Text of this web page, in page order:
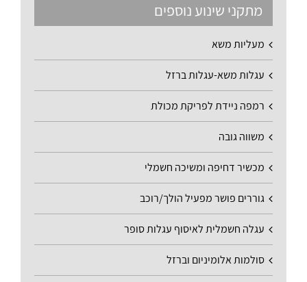
מתקני שינוע נוספים
מעליות משא
עגלות משא-עגלות ברזל
רמפה ניידת לפריקת מכולת
משווה גובה
מכשיר דחיפה ומשיכה חשמלי
גוררים פושר מפעיל הולך/רוכב
עגלה חשמלית לאיסוף עגלות סופר
סולמות אלומיניום וברזל